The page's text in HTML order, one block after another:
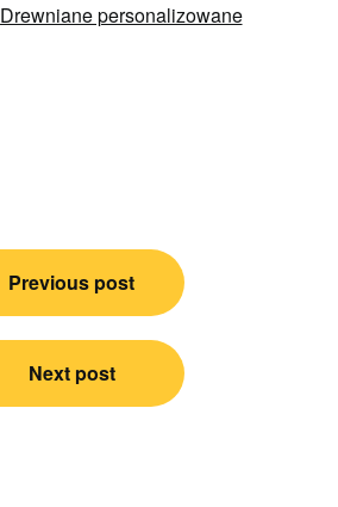
Drewniane personalizowane
Previous post
Next post